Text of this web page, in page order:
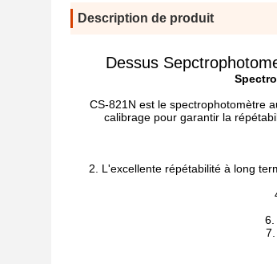
Description de produit
Dessus
CS-821N est le spectrophotomètre
calibrage pour garantir la
2. L'excellente répétabilité à long
6.